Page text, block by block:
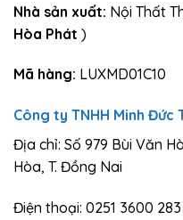
Nhà sản xuất: Nội Thất
Hòa Phát )
Mã hàng: LUXMD01C10
Công ty TNHH Minh Đức
Địa chỉ: Số 979 Bùi Văn
Hòa, T. Đồng Nai
Điện thoại: 0251 3600